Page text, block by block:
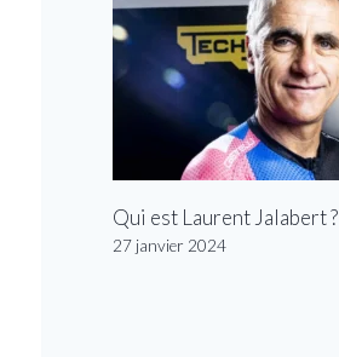
Qui est Laurent Jalabert ?
27 janvier 2024